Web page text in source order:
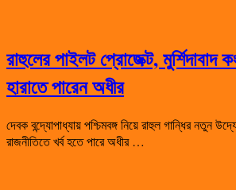
রাহুলের পাইলট প্রোজেক্ট,
হারাতে পারেন অধীর
দেবক বন্দ্যোপাধ্যায় পশ্চিমবঙ্গ নিয়ে রাহুল গান্ধির নতুন
রাজনীতিতে খর্ব হতে পারে অধীর …